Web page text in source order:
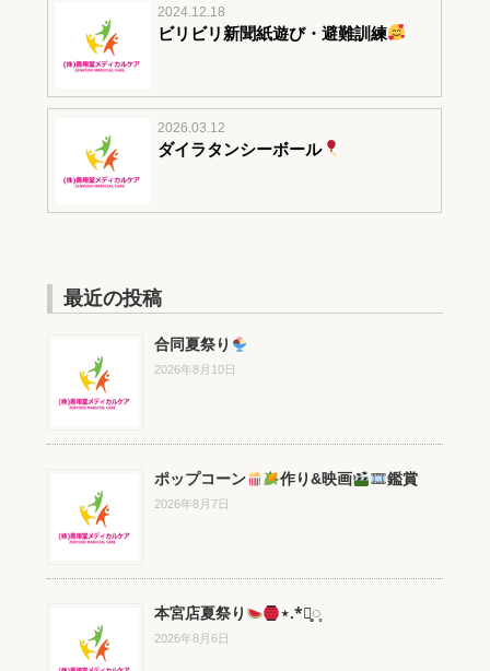
2024.12.18
ビリビリ新聞紙遊び・避難訓練
2026.03.12
ダイラタンシーボール
最近の投稿
合同夏祭り
2026年8月10日
ポップコーン 作り&映画 鑑賞
2026年8月7日
本宮店夏祭り ⋆.*⃝̥◌̥
2026年8月6日